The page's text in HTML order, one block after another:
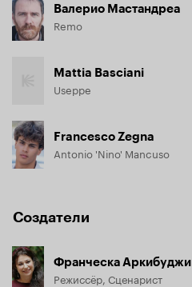
Валерио Мастандреа
Remo
Mattia Basciani
Useppe
Francesco Zegna
Antonio 'Nino' Mancuso
Создатели
Франческа Аркибуджи
Режиссёр, Сценарист